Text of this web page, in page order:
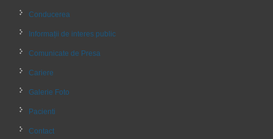
Conducerea
Informații de interes public
Comunicate de Presa
Cariere
Galerie Foto
Pacienti
Contact